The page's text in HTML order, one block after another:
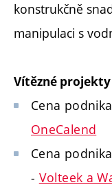
konstrukčně
manipulaci s
Vítězné
Cena
OneCalend
Cena
- Volteek a